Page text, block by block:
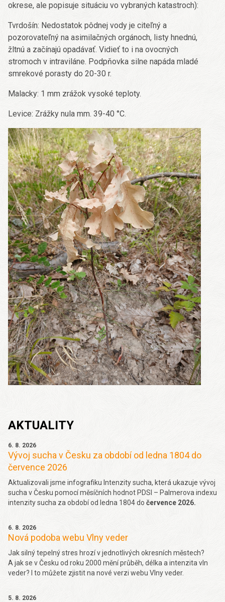
okrese, ale popisuje situáciu vo vybraných katastroch):
Tvrdošín: Nedostatok pôdnej vody je citeľný a
pozorovateľný na asimilačných orgánoch, listy hnednú,
žltnú a začínajú opadávať. Vidieť to i na ovocných
stromoch v intraviláne. Podpňovka silne napáda mladé
smrekové porasty do 20-30 r.
Malacky: 1 mm zrážok vysoké teploty.
Levice: Zrážky nula mm. 39-40 °C.
AKTUALITY
6. 8. 2026
Vývoj sucha v Česku za období od ledna 1804 do
července 2026
Aktualizovali jsme infografiku Intenzity sucha, která ukazuje vývoj
sucha v Česku pomocí měsíčních hodnot PDSI – Palmerova indexu
intenzity sucha za období od ledna 1804 do července 2026.
6. 8. 2026
Nová podoba webu Vlny veder
Jak silný tepelný stres hrozí v jednotlivých okresních městech?
A jak se v Česku od roku 2000 mění průběh, délka a intenzita vln
veder? I to můžete zjistit na nové verzi webu Vlny veder.
5. 8. 2026